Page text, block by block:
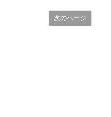
次のページ